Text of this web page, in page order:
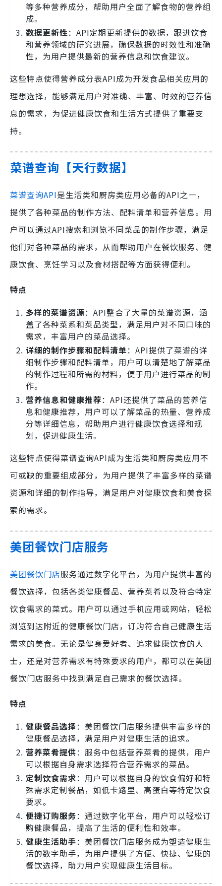
等多种营养成分，帮助用户全面了解食物的营养组
成。
数据更新性：API定期更新提供的数据，跟进饮食
和营养领域的研究进展，确保数据的时效性和准确
性，为用户提供最新的营养信息和饮食建议。
这些特点使得营养成分表API成为开发食品相关应用的
理想选择，能够满足用户对准确、丰富、时效的营养信
息的需求，为促进健康饮食和生活方式提供了重要支
持。
菜谱查询【天行数据】
菜谱查询API是生活类和厨房类应用必备的API之一，
提供了各种菜品的制作方法、配料清单和营养信息。用
户可以通过API搜索和浏览不同菜品的制作步骤，满足
他们对各种菜品的需求，从而帮助用户在餐饮服务、健
康饮食、烹饪学习以及食材搭配等方面获得便利。
特点
多样的菜谱资源：API整合了大量的菜谱资源，涵
盖了各种菜系和菜品类型，满足用户对不同口味的
需求，丰富用户的菜品选择。
详细的制作步骤和配料清单：API提供了菜谱的详
细制作步骤和配料清单，用户可以清楚地了解菜品
的制作过程和所需的材料，便于用户进行菜品的制
作。
营养信息和健康推荐：API还提供了菜品的营养信
息和健康推荐，用户可以了解菜品的热量、营养成
分等详细信息，帮助用户进行健康饮食选择和规
划，促进健康生活。
这些特点使得菜谱查询API成为生活类和厨房类应用不
可或缺的重要组成部分，为用户提供了丰富多样的菜谱
资源和详细的制作指导，满足用户对健康饮食和美食探
索的需求。
美团餐饮门店服务
美团餐饮门店服务通过数字化平台，为用户提供丰富的
餐饮选择，包括各类健康餐品、营养菜肴以及符合特定
饮食需求的菜式。用户可以通过手机应用或网站，轻松
浏览到达附近的健康餐饮门店，订购符合自己健康生活
需求的美食。无论是健身爱好者、追求健康饮食的人
士，还是对营养需求有特殊要求的用户，都可以在美团
餐饮门店服务中找到满足自己需求的餐饮选择。
特点
健康餐品选择：美团餐饮门店服务提供丰富多样的
健康餐品选择，满足用户对健康生活的追求。
营养菜肴提供：服务中包括营养菜肴的提供，用户
可以根据自身需求选择符合营养需求的菜品。
定制饮食需求：用户可以根据自身的饮食偏好和特
殊需求定制餐品，如低卡路里、高蛋白等特定饮食
要求。
便捷订购服务：通过数字化平台，用户可以轻松订
购健康餐品，提高了生活的便利性和效率。
健康生活助手：美团餐饮门店服务成为塑造健康生
活的数字助手，为用户提供了方便、快捷、健康的
餐饮选择，助力用户实现健康生活目标。